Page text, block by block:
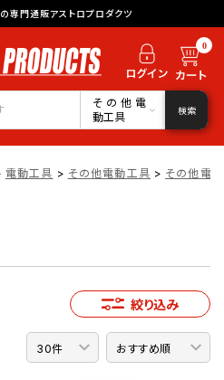
専門通販アストロプロダクツ
0
その他電
動工具
検索
電動工具 > その他電動工具 > その他電
絞り込み